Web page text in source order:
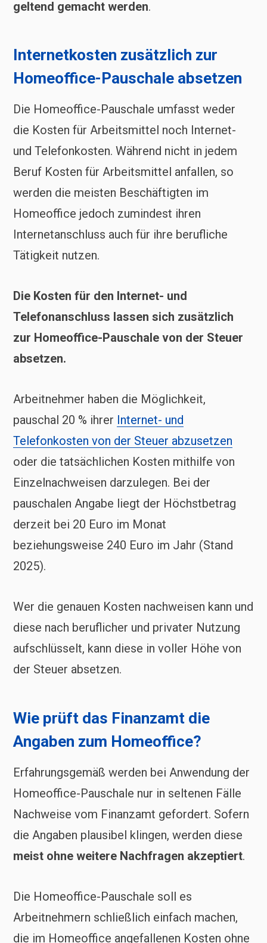
geltend gemacht werden.
Internetkosten zusätzlich zur
Homeoffice-Pauschale absetzen
Die Homeoffice-Pauschale umfasst weder
die Kosten für Arbeitsmittel noch Internet-
und Telefonkosten. Während nicht in jedem
Beruf Kosten für Arbeitsmittel anfallen, so
werden die meisten Beschäftigten im
Homeoffice jedoch zumindest ihren
Internetanschluss auch für ihre berufliche
Tätigkeit nutzen.
Die Kosten für den Internet- und
Telefonanschluss lassen sich zusätzlich
zur Homeoffice-Pauschale von der Steuer
absetzen.
Arbeitnehmer haben die Möglichkeit,
pauschal 20 % ihrer Internet- und
Telefonkosten von der Steuer abzusetzen
oder die tatsächlichen Kosten mithilfe von
Einzelnachweisen darzulegen. Bei der
pauschalen Angabe liegt der Höchstbetrag
derzeit bei 20 Euro im Monat
beziehungsweise 240 Euro im Jahr (Stand
2025).
Wer die genauen Kosten nachweisen kann und
diese nach beruflicher und privater Nutzung
aufschlüsselt, kann diese in voller Höhe von
der Steuer absetzen.
Wie prüft das Finanzamt die
Angaben zum Homeoffice?
Erfahrungsgemäß werden bei Anwendung der
Homeoffice-Pauschale nur in seltenen Fälle
Nachweise vom Finanzamt gefordert. Sofern
die Angaben plausibel klingen, werden diese
meist ohne weitere Nachfragen akzeptiert.
Die Homeoffice-Pauschale soll es
Arbeitnehmern schließlich einfach machen,
die im Homeoffice angefallenen Kosten ohne